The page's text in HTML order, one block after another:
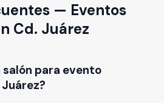
— Eventos
Cd. Juárez
para evento